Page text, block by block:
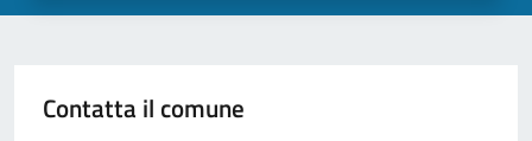
Contatta il comune